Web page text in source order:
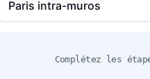
Complétez les